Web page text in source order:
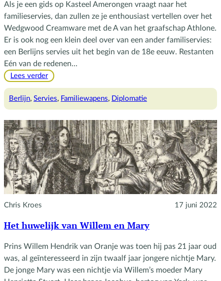
Als je een gids op Kasteel Amerongen vraagt naar het
familieservies, dan zullen ze je enthousiast vertellen over het
Wedgwood Creamware met de A van het graafschap Athlone.
Er is ook nog een klein deel over van een ander familiservies:
een Berlijns servies uit het begin van de 18e eeuw. Restanten
Eén van de redenen…
Lees verder:
uit
Berlijn, Servies, Familiewapens, Diplomatie
Chris Kroes 17 juni 2022
Het huwelijk van Willem en Mary
Prins Willem Hendrik van Oranje was toen hij pas 21 jaar oud
was, al geïnteresseerd in zijn twaalf jaar jongere nichtje Mary.
De jonge Mary was een nichtje via Willem’s moeder Mary